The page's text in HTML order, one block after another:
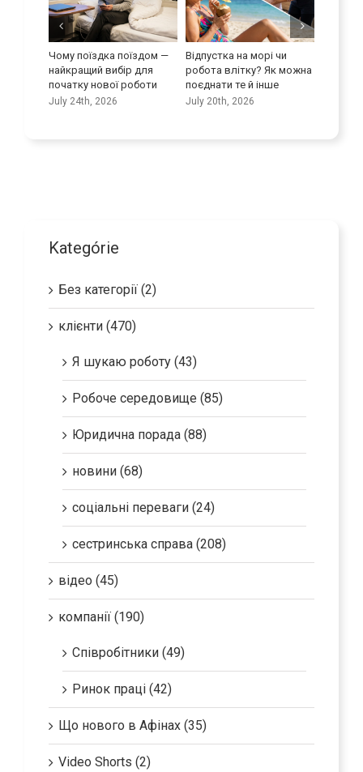
на морі чи
влітку? Як можна
те й інше
20th, 2026
Покращуйте свої мовні
навички
July 9th, 2026
Максимальне
використання
транспортних
Kategórie
Без категорії (2)
клієнти (470)
Я шукаю роботу (43)
Робоче середовище (85)
Юридична порада (88)
новини (68)
соціальні переваги (24)
сестринська справа (208)
відео (45)
компанії (190)
Співробітники (49)
Ринок праці (42)
Що нового в Афінах (35)